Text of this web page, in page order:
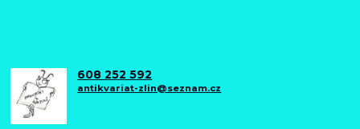
608 252 592
antikvariat-zlin@seznam.cz